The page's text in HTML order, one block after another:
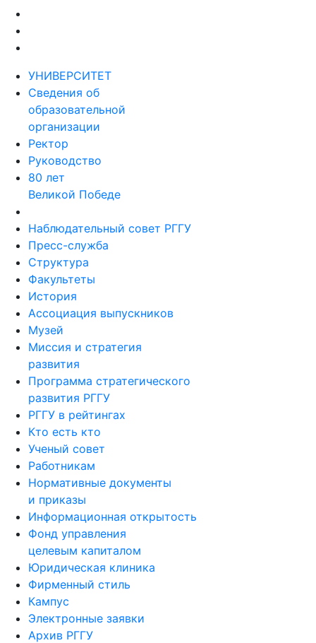
УНИВЕРСИТЕТ
Сведения об
образовательной
организации
Ректор
Руководство
80 лет
Великой Победе
Наблюдательный совет РГГУ
Пресс-служба
Структура
Факультеты
История
Ассоциация выпускников
Музей
Миссия и стратегия
развития
Программа стратегического
развития РГГУ
РГГУ в рейтингах
Кто есть кто
Ученый совет
Работникам
Нормативные документы
и приказы
Информационная открытость
Фонд управления
целевым капиталом
Юридическая клиника
Фирменный стиль
Кампус
Электронные заявки
Архив РГГУ